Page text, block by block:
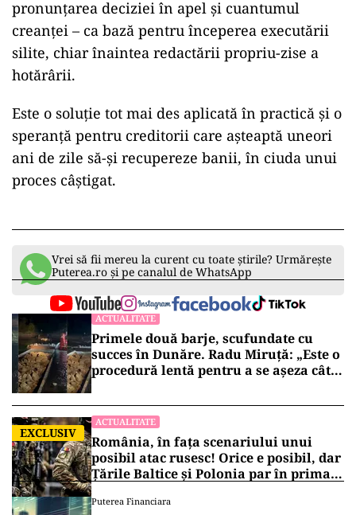
pronunțarea deciziei în apel și cuantumul
creanței – ca bază pentru începerea executării
silite, chiar înaintea redactării propriu-zise a
hotărârii.
Este o soluție tot mai des aplicată în practică și o
speranță pentru creditorii care așteaptă uneori
ani de zile să-și recupereze banii, în ciuda unui
proces câștigat.
Vrei să fii mereu la curent cu toate știrile? Urmărește
Puterea.ro și pe canalul de WhatsApp
ACTUALITATE
Primele două barje, scufundate cu
succes în Dunăre. Radu Miruță: „Este o
procedură lentă pentru a se așeza cât
EXCLUSIV
ACTUALITATE
România, în fața scenariului unui
posibil atac rusesc! Orice e posibil, dar
Țările Baltice și Polonia par în prima
Puterea Financiara